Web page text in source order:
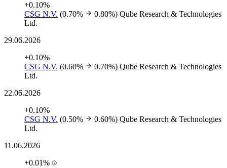
+0.10%
CSG N.V. (0.70% 0.80%) Qube Research & Technologies
Ltd.
29.06.2026
+0.10%
CSG N.V. (0.60% 0.70%) Qube Research & Technologies
Ltd.
22.06.2026
+0.10%
CSG N.V. (0.50% 0.60%) Qube Research & Technologies
Ltd.
11.06.2026
+0.01%